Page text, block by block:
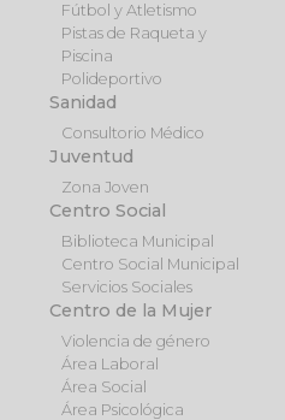
Fútbol y Atletismo
Pistas de Raqueta y
Piscina
Polideportivo
Sanidad
Consultorio Médico
Juventud
Zona Joven
Centro Social
Biblioteca Municipal
Centro Social Municipal
Servicios Sociales
Centro de la Mujer
Violencia de género
Área Laboral
Área Social
Área Psicológica